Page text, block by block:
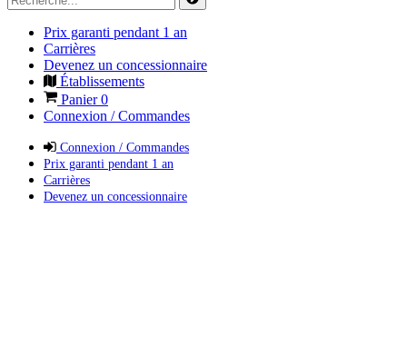
Prix garanti pendant 1 an
Carrières
Devenez un concessionnaire
Établissements
Panier0
Connexion / Commandes
Connexion / Commandes
Prix garanti pendant 1 an
Carrières
Devenez un concessionnaire